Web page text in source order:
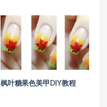
枫叶糖果色美甲DIY教程